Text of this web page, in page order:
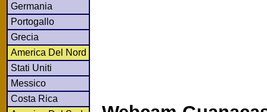
Germania
Portogallo
Grecia
America Del Nord
Stati Uniti
Messico
Costa Rica